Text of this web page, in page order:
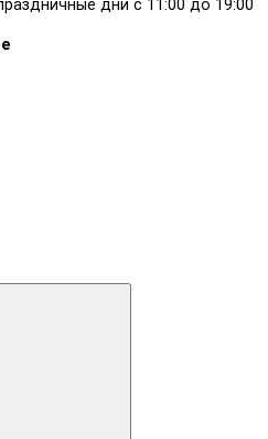
дни с 11:00 до 19:00